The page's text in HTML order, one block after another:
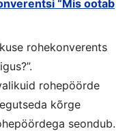
“Mis ootab
rohekonverents
rohepöörde
kõrge
seondub.